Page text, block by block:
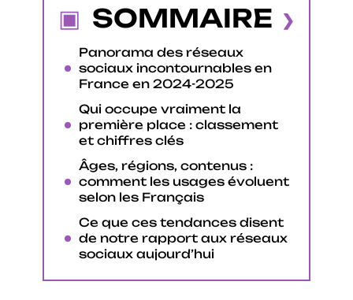
SOMMAIRE
Panorama des réseaux
sociaux incontournables en
France en 2024-2025
Qui occupe vraiment la
première place : classement
et chiffres clés
Âges, régions, contenus :
comment les usages évoluent
selon les Français
Ce que ces tendances disent
de notre rapport aux réseaux
sociaux aujourd’hui